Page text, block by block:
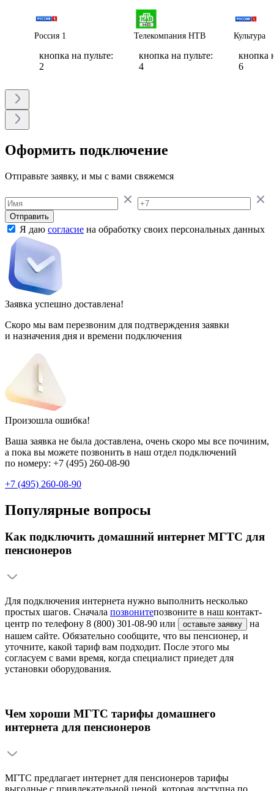
Россия 1
кнопка на пульте:
2
Телекомпания НТВ
кнопка на пульте:
4
Культура
кнопка
6
Оформить подключение
Отправьте заявку, и мы с вами свяжемся
Отправить
Я даю согласие на обработку своих персональных данных
Заявка успешно доставлена!
Скоро мы вам перезвоним для подтверждения заявки
и назначения дня и времени подключения
Произошла ошибка!
Ваша заявка не была доставлена, очень скоро мы все починим,
а пока вы можете позвонить в наш отдел подключений
по номеру: +7 (495) 260-08-90
+7 (495) 260-08-90
Популярные вопросы
Как подключить домашний интернет МГТС для
пенсионеров
Для подключения интернета нужно выполнить несколько
простых шагов. Сначала позвонитепозвоните в наш контакт-
центр по телефону 8 (800) 301-08-90 или оставьте заявку
на
нашем сайте. Обязательно сообщите, что вы пенсионер, и
уточните, какой тариф вам подходит. После этого мы
согласуем с вами время, когда специалист приедет для
установки оборудования.
Чем хороши МГТС тарифы домашнего
интернета для пенсионеров
МГТС предлагает интернет для пенсионеров тарифы
выгодные с привлекательной ценой, которая доступна по